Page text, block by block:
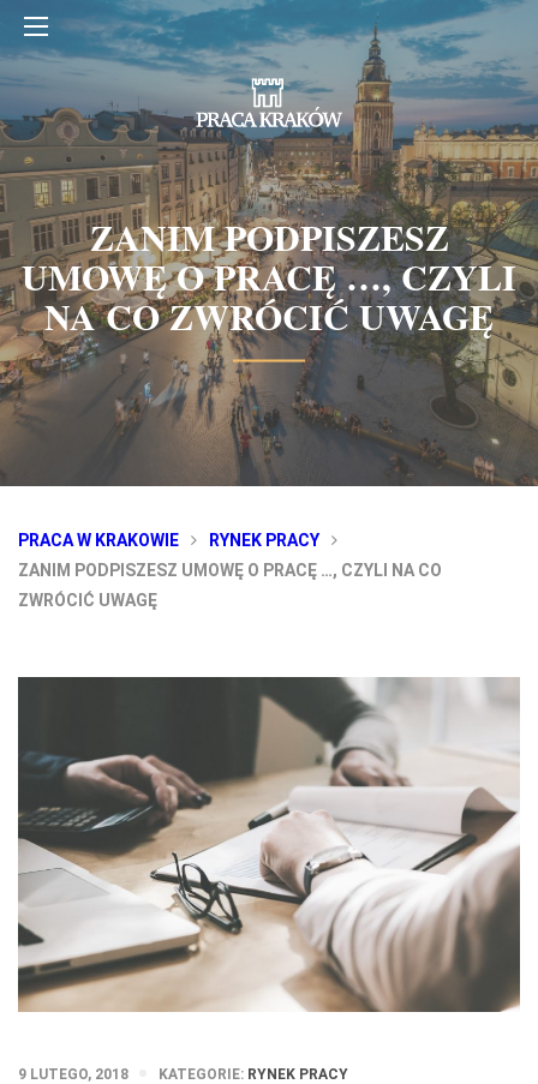
ZANIM PODPISZESZ
UMOWĘ O PRACĘ …, CZYLI
NA CO ZWRÓCIĆ UWAGĘ
PRACA W KRAKOWIE
RYNEK PRACY
ZANIM PODPISZESZ UMOWĘ O PRACĘ …, CZYLI NA CO
ZWRÓCIĆ UWAGĘ
9 LUTEGO, 2018 KATEGORIE: RYNEK PRACY